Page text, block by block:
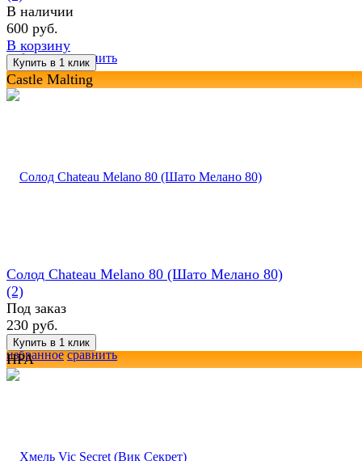
избранное сравнить
В наличии
600 руб.
В корзину
Castle Malting
избранное сравнить
Солод Chateau Melano 80 (Шато Мелано 80)
(2)
Под заказ
230 руб.
HPA